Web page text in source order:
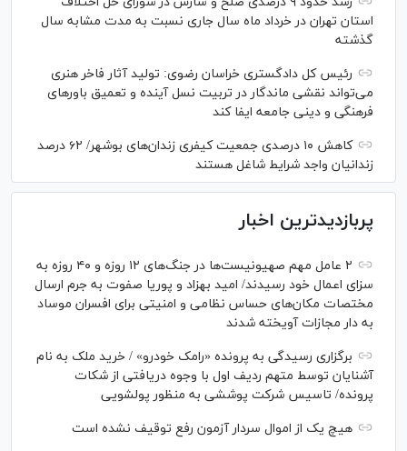
استان تهران در خرداد ماه سال جاری نسبت به مدت مشابه سال
گذشته
رئیس کل دادگستری خراسان رضوی: تولید آثار فاخر هنری
می‌تواند نقشی ماندگار در تربیت نسل آینده و تعمیق باور‌های
فرهنگی و دینی جامعه ایفا کند
کاهش ۱۰ درصدی جمعیت کیفری زندان‌های بوشهر/ ۶۲ درصد
زندانیان واجد شرایط شاغل هستند
پربازدیدترین اخبار
۲ عامل مهم صهیونیست‌ها در جنگ‌های ۱۲ روزه و ۴۰ روزه به
سزای اعمال خود رسیدند/ امید بهزاد و پوریا صفوت به جرم ارسال
مختصات مکان‌های حساس نظامی و امنیتی برای افسران موساد
به دار مجازات آویخته شدند
برگزاری رسیدگی به پرونده «رامک خودرو» / خرید ملک به نام
آشنایان توسط متهم ردیف اول با وجوه دریافتی از شکات
پرونده/ تاسیس شرکت پوششی به منظور پولشویی
هیچ یک از اموال سردار آزمون رفع توقیف نشده است